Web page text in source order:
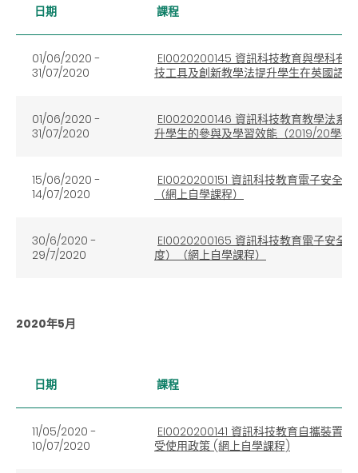
日期 課程
01/06/2020 -
31/07/2020
EI0020200145 資訊科技教育與學科有
技工具及創新教學法提升學生在英國語
01/06/2020 -
31/07/2020
EI0020200146 資訊科技教育教學法系
升學生的參與及學習效能（2019/20學年
15/06/2020 -
14/07/2020
EI0020200151 資訊科技教育電子安全
（網上自學課程）
30/6/2020 -
29/7/2020
EI0020200165 資訊科技教育電子安全
度）（網上自學課程）
2020年5月
日期 課程
11/05/2020 -
10/07/2020
EI0020200141 資訊科技教育自攜裝置
受使用政策 (網上自學課程)